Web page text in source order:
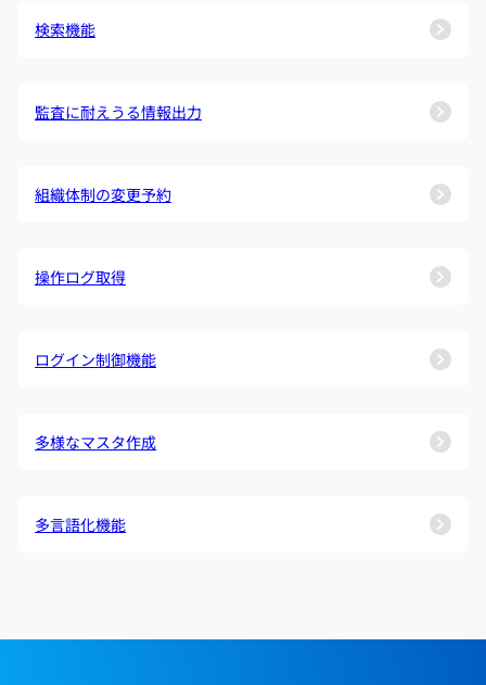
検索機能
監査に耐えうる情報出力
組織体制の変更予約
操作ログ取得
ログイン制御機能
多様なマスタ作成
多言語化機能